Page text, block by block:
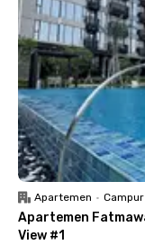
Apartemen • Campur
Apartemen
View #1